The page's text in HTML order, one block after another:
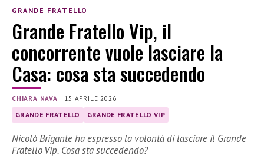
GRANDE FRATELLO
Grande Fratello Vip, il
concorrente vuole lasciare la
Casa: cosa sta succedendo
CHIARA NAVA | 15 APRILE 2026
GRANDE FRATELLO GRANDE FRATELLO VIP
Nicolò Brigante ha espresso la volontà di lasciare il Grande
Fratello Vip. Cosa sta succedendo?